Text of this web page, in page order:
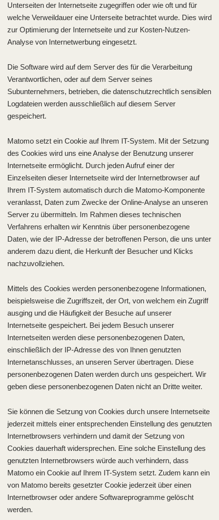
Unterseiten der Internetseite zugegriffen oder wie oft und für
welche Verweildauer eine Unterseite betrachtet wurde. Dies wird
zur Optimierung der Internetseite und zur Kosten-Nutzen-
Analyse von Internetwerbung eingesetzt.
Die Software wird auf dem Server des für die Verarbeitung
Verantwortlichen, oder auf dem Server seines
Subunternehmers, betrieben, die datenschutzrechtlich sensiblen
Logdateien werden ausschließlich auf diesem Server
gespeichert.
Matomo setzt ein Cookie auf Ihrem IT-System. Mit der Setzung
des Cookies wird uns eine Analyse der Benutzung unserer
Internetseite ermöglicht. Durch jeden Aufruf einer der
Einzelseiten dieser Internetseite wird der Internetbrowser auf
Ihrem IT-System automatisch durch die Matomo-Komponente
veranlasst, Daten zum Zwecke der Online-Analyse an unseren
Server zu übermitteln. Im Rahmen dieses technischen
Verfahrens erhalten wir Kenntnis über personenbezogene
Daten, wie der IP-Adresse der betroffenen Person, die uns unter
anderem dazu dient, die Herkunft der Besucher und Klicks
nachzuvollziehen.
Mittels des Cookies werden personenbezogene Informationen,
beispielsweise die Zugriffszeit, der Ort, von welchem ein Zugriff
ausging und die Häufigkeit der Besuche auf unserer
Internetseite gespeichert. Bei jedem Besuch unserer
Internetseiten werden diese personenbezogenen Daten,
einschließlich der IP-Adresse des von Ihnen genutzten
Internetanschlusses, an unseren Server übertragen. Diese
personenbezogenen Daten werden durch uns gespeichert. Wir
geben diese personenbezogenen Daten nicht an Dritte weiter.
Sie können die Setzung von Cookies durch unsere Internetseite
jederzeit mittels einer entsprechenden Einstellung des genutzten
Internetbrowsers verhindern und damit der Setzung von
Cookies dauerhaft widersprechen. Eine solche Einstellung des
genutzten Internetbrowsers würde auch verhindern, dass
Matomo ein Cookie auf Ihrem IT-System setzt. Zudem kann ein
von Matomo bereits gesetzter Cookie jederzeit über einen
Internetbrowser oder andere Softwareprogramme gelöscht
werden.